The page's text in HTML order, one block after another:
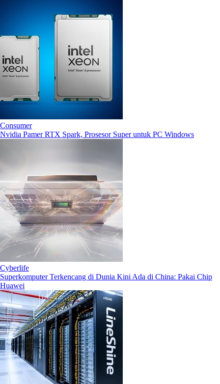
Consumer
Nvidia Pamer RTX Spark, Prosesor Super untuk PC Windows
Cyberlife
Superkomputer Terkencang di Dunia Kini Ada di China: Pakai Chip
Huawei